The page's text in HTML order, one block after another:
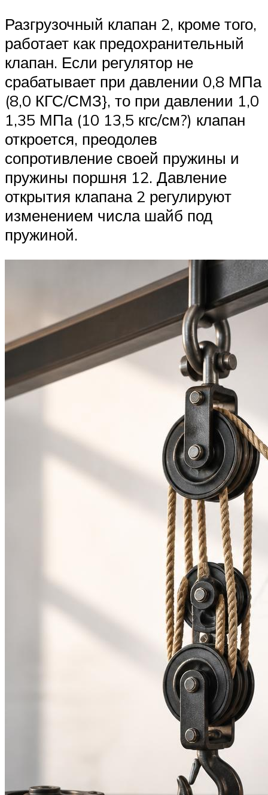
Разгрузочный клапан 2, кроме того,
работает как предохранительный
клапан. Если регулятор не
срабатывает при давлении 0,8 МПа
(8,0 КГС/СМЗ}, то при давлении 1,0
1,35 МПа (10 13,5 кгс/см?) клапан
откроется, преодолев
сопротивление своей пружины и
пружины поршня 12. Давление
открытия клапана 2 регулируют
изменением числа шайб под
пружиной.